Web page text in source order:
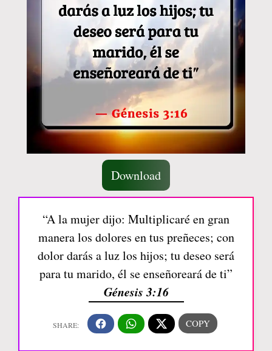
Download
“A la mujer dijo: Multiplicaré en gran
manera los dolores en tus preñeces; con
dolor darás a luz los hijos; tu deseo será
para tu marido, él se enseñoreará de ti”
Génesis 3:16